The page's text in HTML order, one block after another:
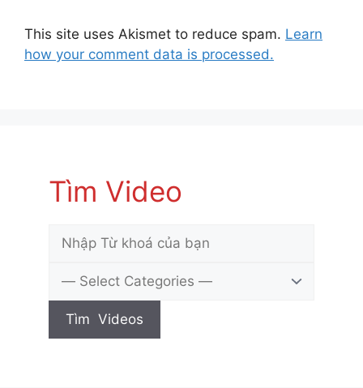
This site uses Akismet to reduce spam. Learn
how your comment data is processed.
Tìm Video